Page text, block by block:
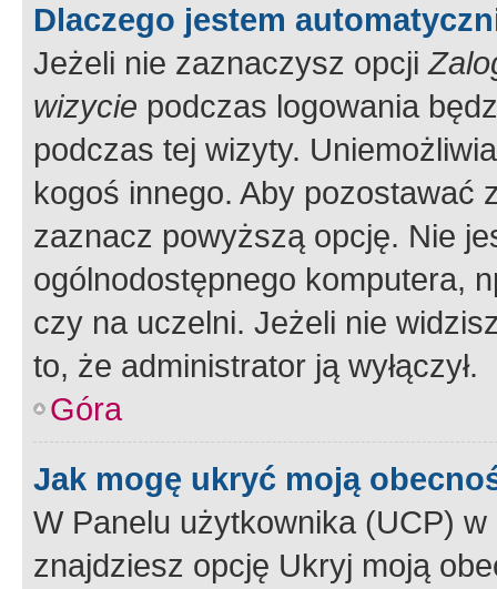
Dlaczego jestem
Jeżeli nie zaznaczysz opcji
wizycie podczas logowania
podczas tej wizyty.
kogoś innego. Aby pozostawać
zaznacz powyższą opcję. Nie
ogólnodostępnego komputera,
czy na uczelni. Jeżeli nie
to, że administrator ją wyłączył.
Góra
Jak mogę ukryć moją
W Panelu użytkownika (UCP) w
znajdziesz opcję Ukryj moją